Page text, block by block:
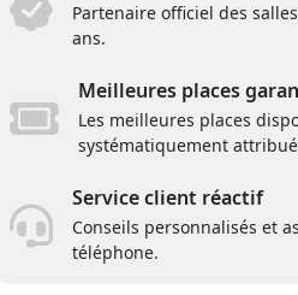
Partenaire officiel des
ans.
Meilleures places
Les meilleures places
systématiquement
Service client réactif
Conseils personnalisés et
téléphone.